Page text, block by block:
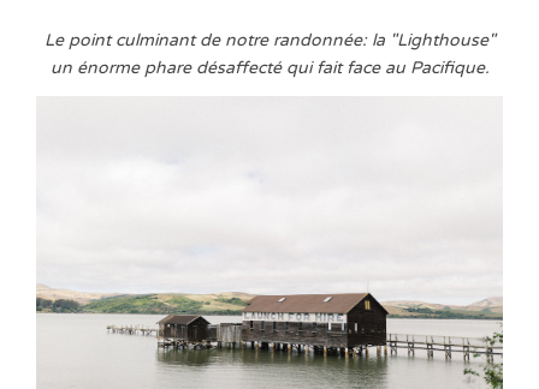
Le point culminant de notre randonnée: la "Lighthouse"
un énorme phare désaffecté qui fait face au Pacifique.